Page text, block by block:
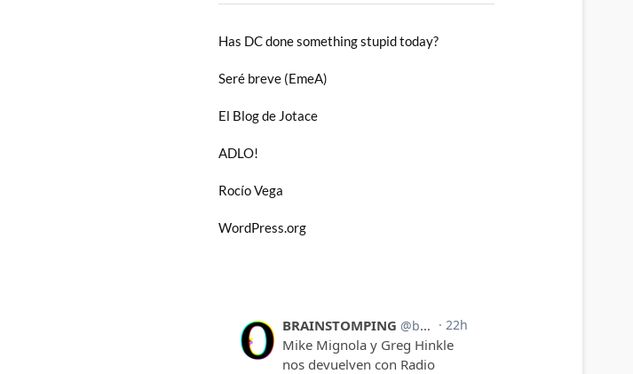
Has DC done something stupid today?
Seré breve (EmeA)
El Blog de Jotace
ADLO!
Rocío Vega
WordPress.org